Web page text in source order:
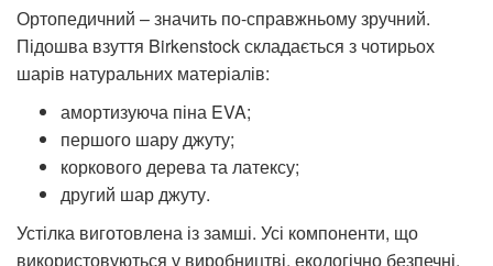
Ортопедичний – значить по-справжньому зручний.
Підошва взуття Birkenstock складається з чотирьох
шарів натуральних матеріалів:
амортизуюча піна EVA;
першого шару джуту;
коркового дерева та латексу;
другий шар джуту.
Устілка виготовлена із замші. Усі компоненти, що
використовуються у виробництві, екологічно безпечні.